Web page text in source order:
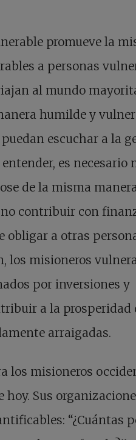
promueve la
a personas
al mundo
humilde y
escuchar a la
es necesario
de la misma
contribuir con
obligar a otras
los misioneros
por inversiones y
a la prosperidad
arraigadas.
los misioneros
hoy. Sus
“¿Cuántas